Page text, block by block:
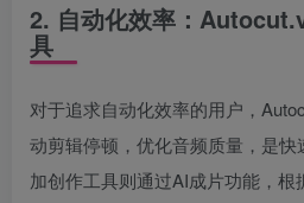
2. 自动化效率：
具
对于追求自动化效率的用户，
动剪辑停顿，优化音频质量，是
加创作工具则通过AI成片功能，